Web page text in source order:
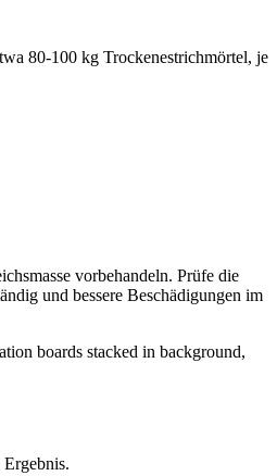
80-100 kg Trockenestrichmörtel, je
vorbehandeln. Prüfe die
und bessere Beschädigungen im